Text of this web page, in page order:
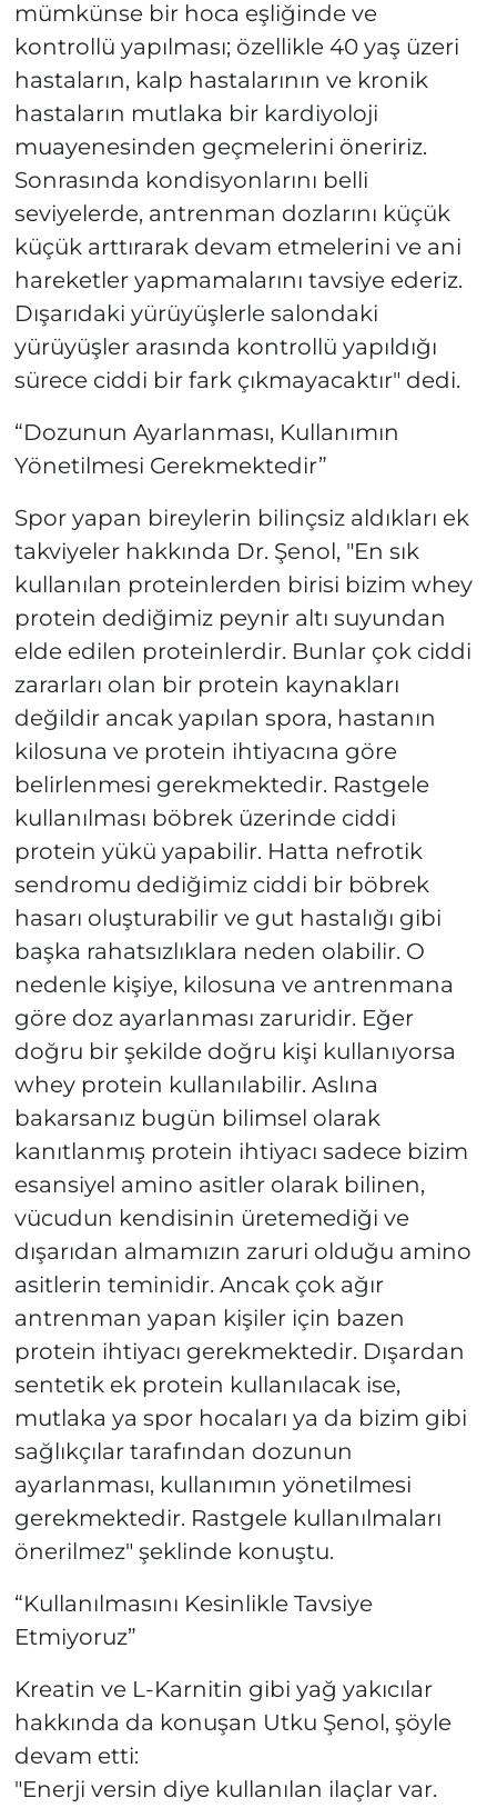
mümkünse bir hoca eşliğinde ve
kontrollü yapılması; özellikle 40 yaş üzeri
hastaların, kalp hastalarının ve kronik
hastaların mutlaka bir kardiyoloji
muayenesinden geçmelerini öneririz.
Sonrasında kondisyonlarını belli
seviyelerde, antrenman dozlarını küçük
küçük arttırarak devam etmelerini ve ani
hareketler yapmamalarını tavsiye ederiz.
Dışarıdaki yürüyüşlerle salondaki
yürüyüşler arasında kontrollü yapıldığı
sürece ciddi bir fark çıkmayacaktır" dedi.
“Dozunun Ayarlanması, Kullanımın
Yönetilmesi Gerekmektedir”
Spor yapan bireylerin bilinçsiz aldıkları ek
takviyeler hakkında Dr. Şenol, "En sık
kullanılan proteinlerden birisi bizim whey
protein dediğimiz peynir altı suyundan
elde edilen proteinlerdir. Bunlar çok ciddi
zararları olan bir protein kaynakları
değildir ancak yapılan spora, hastanın
kilosuna ve protein ihtiyacına göre
belirlenmesi gerekmektedir. Rastgele
kullanılması böbrek üzerinde ciddi
protein yükü yapabilir. Hatta nefrotik
sendromu dediğimiz ciddi bir böbrek
hasarı oluşturabilir ve gut hastalığı gibi
başka rahatsızlıklara neden olabilir. O
nedenle kişiye, kilosuna ve antrenmana
göre doz ayarlanması zaruridir. Eğer
doğru bir şekilde doğru kişi kullanıyorsa
whey protein kullanılabilir. Aslına
bakarsanız bugün bilimsel olarak
kanıtlanmış protein ihtiyacı sadece bizim
esansiyel amino asitler olarak bilinen,
vücudun kendisinin üretemediği ve
dışarıdan almamızın zaruri olduğu amino
asitlerin teminidir. Ancak çok ağır
antrenman yapan kişiler için bazen
protein ihtiyacı gerekmektedir. Dışardan
sentetik ek protein kullanılacak ise,
mutlaka ya spor hocaları ya da bizim gibi
sağlıkçılar tarafından dozunun
ayarlanması, kullanımın yönetilmesi
gerekmektedir. Rastgele kullanılmaları
önerilmez" şeklinde konuştu.
“Kullanılmasını Kesinlikle Tavsiye
Etmiyoruz”
Kreatin ve L-Karnitin gibi yağ yakıcılar
hakkında da konuşan Utku Şenol, şöyle
devam etti:
"Enerji versin diye kullanılan ilaçlar var.